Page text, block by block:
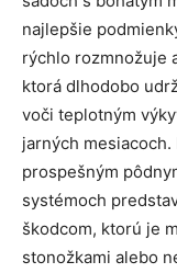
najlepšie
rýchlo rozmnožuje
ktorá dlhodobo
voči teplotným
jarných
prospešným
systémoch
škodcom, ktorú je
stonožkami alebo